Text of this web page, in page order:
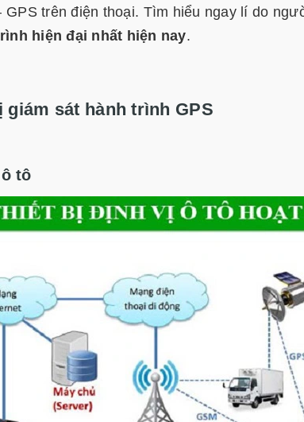
trên điện thoại. Tìm hiểu ngay lí do
hiện đại nhất hiện nay.
giám sát hành trình GPS
tô